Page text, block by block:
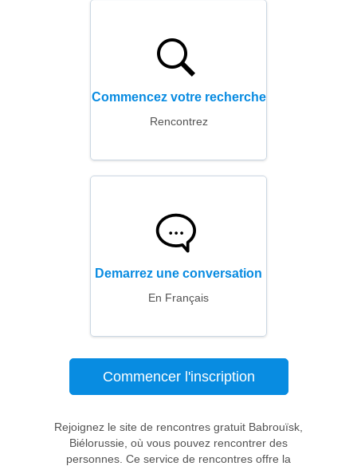
Commencez votre recherche
Rencontrez
Demarrez une conversation
En Français
Commencer l'inscription
Rejoignez le site de rencontres gratuit Babrouïsk,
Biélorussie, où vous pouvez rencontrer des
personnes. Ce service de rencontres offre la